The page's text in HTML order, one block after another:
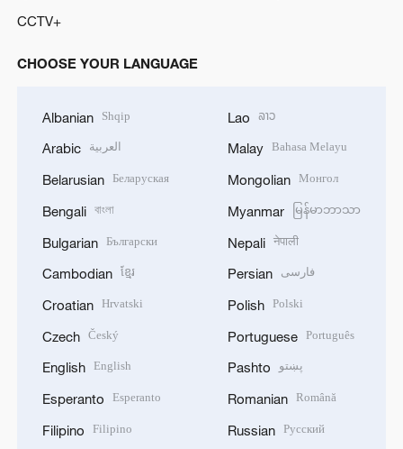
CCTV+
CHOOSE YOUR LANGUAGE
Albanian Shqip
Arabic العربية
Belarusian Беларуская
Bengali বাংলা
Bulgarian Български
Cambodian ខ្មែរ
Croatian Hrvatski
Czech Český
English English
Esperanto Esperanto
Filipino Filipino
Lao ລາວ
Malay Bahasa Melayu
Mongolian Монгол
Myanmar မြန်မာဘာသာ
Nepali नेपाली
Persian فارسی
Polish Polski
Portuguese Português
Pashto پښتو
Romanian Română
Russian Русский